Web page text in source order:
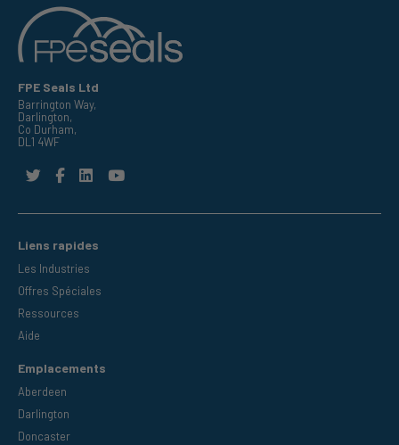
FPE Seals Ltd
Barrington Way,
Darlington,
Co Durham,
DL1 4WF
Liens rapides
Les Industries
Offres Spéciales
Ressources
Aide
Emplacements
Aberdeen
Darlington
Doncaster